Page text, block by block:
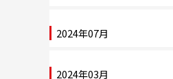
2024年07月
2024年03月